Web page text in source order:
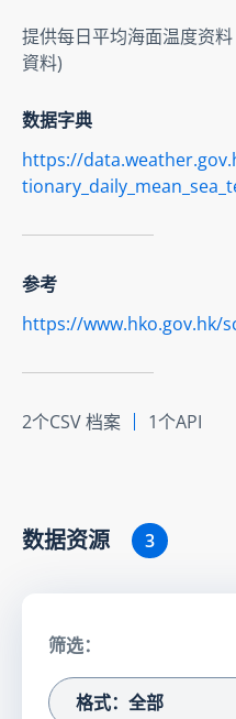
提供每日平均海面温度资
資料)
数据字典
https://
参考
https://www.hko.gov.hk/
2个CSV 档案 1个API
数据资源 3
筛选：
格式：全部